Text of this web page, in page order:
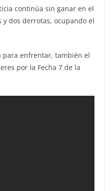
continúa sin ganar en el
dos derrotas, ocupando el
para enfrentar, también el
por la Fecha 7 de la